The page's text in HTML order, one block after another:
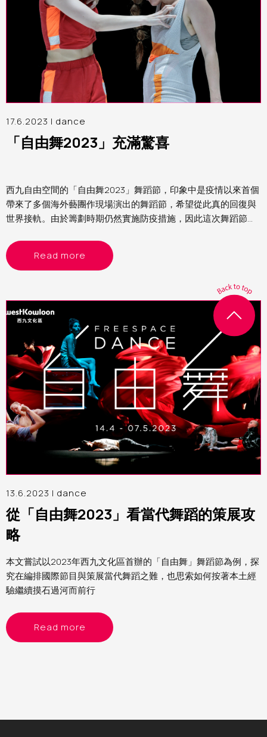
17.6.2023 | dance
「自由舞2023」充滿驚喜
西九自由空間的「自由舞2023」舞蹈節，印象中是疫情以來首個
帶來了多個海外藝團作現場演出的舞蹈節，希望從此真的回復與
世界接軌。由於籌劃時期仍然實施防疫措施，因此這次舞蹈節的
《女俠傳奇》、比利時的《沒有最壞》及以色列的《異想客
廳》，各有特色，頗有驚喜
Read more
13.6.2023 | dance
從「自由舞2023」看當代舞蹈的策展攻
略
本文嘗試以2023年西九文化區首辦的「自由舞」舞蹈節為例，探
究在編排國際節目與策展當代舞蹈之難，也思索如何按著本土經
驗繼續摸石過河而前行
Read more